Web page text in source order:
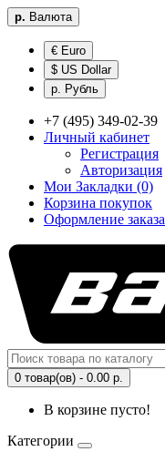
р. Валюта
€ Euro
$ US Dollar
р. Рубль
+7 (495) 349-02-39
Личный кабинет
Регистрация
Авторизация
Мои Закладки (0)
Корзина покупок
Оформление заказа
0 товар(ов) - 0.00 р.
В корзине пусто!
Категории